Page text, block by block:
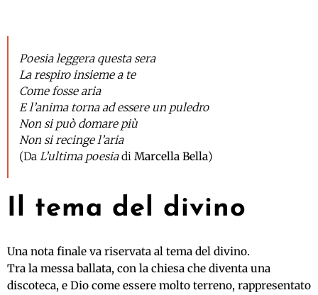
Poesia leggera questa sera
La respiro insieme a te
Come fosse aria
E l’anima torna ad essere un puledro
Non si può domare più
Non si recinge l’aria
(Da L’ultima poesiadi Marcella Bella)
Il tema del divino
Una nota finale va riservata al tema del divino.
Tra la messa ballata, con la chiesa che diventa una
discoteca, e Dio come essere molto terreno, rappresentato